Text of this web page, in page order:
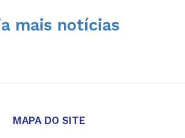
mais notícias
MAPA DO SITE